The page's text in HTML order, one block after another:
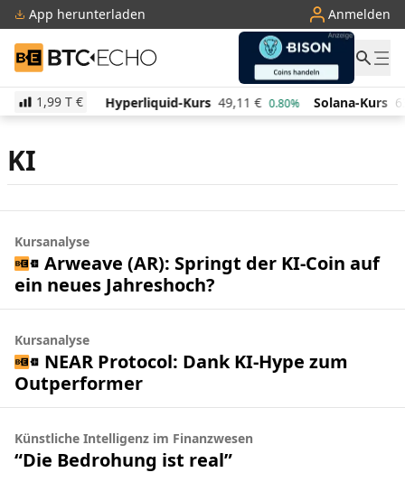
App herunterladen Anmelden
BTC-ECHO
1,99 T €
€ -0.90% Hyperliquid-Kurs 49,11 € 0.80% Solana-Kurs
KI
Kursanalyse
Arweave (AR): Springt der KI-Coin auf
ein neues Jahreshoch?
Kursanalyse
NEAR Protocol: Dank KI-Hype zum
Outperformer
Künstliche Intelligenz im Finanzwesen
“Die Bedrohung ist real”